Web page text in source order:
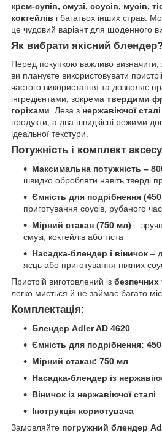
крем-супів, смузі, соусів, мусів,
коктейлів і багатьох інших страв.
це чудовий варіант для щоденного
Як вибрати якісний
Перед покупкою важливо визначити,
ви плануєте використовувати
частого використання та дозволяє
інгредієнтами, зокрема твердими
горіхами. Леза з нержавіючої сталі
продукти, а два швидкісні режими
ідеальної текстури.
Потужність і комплект
Максимальна потужність –
швидко обробляти навіть тверді
Ємність для подрібнення
приготування соусів, рубаного
Мірний стакан (750 мл) –
смузі, коктейлів або тіста
Насадка-блендер і віничок –
яєць або приготування ніжних
Пристрій виготовлений із безпечних
легко миється й не займає багато
Комплектація:
Блендер Adler AD 4620
Ємність для подрібнення:
Мірний стакан: 750 мл
Насадка-блендер із
Віничок із нержавіючої сталі
Інструкція користувача
Замовляйте погружний блендер